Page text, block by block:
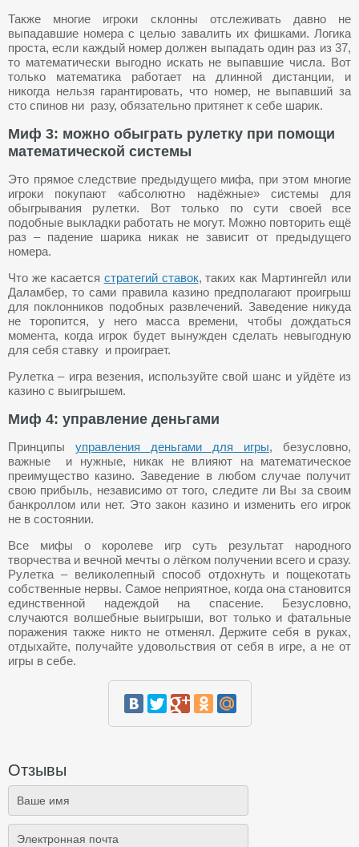
Также многие игроки склонны отслеживать давно не
выпадавшие номера с целью завалить их фишками. Логика
проста, если каждый номер должен выпадать один раз из 37,
то математически выгодно искать не выпавшие числа. Вот
только математика работает на длинной дистанции, и
никогда нельзя гарантировать, что номер, не выпавший за
сто спинов ни разу, обязательно притянет к себе шарик.
Миф 3: можно обыграть рулетку при помощи
математической системы
Это прямое следствие предыдущего мифа, при этом многие
игроки покупают «абсолютно надёжные» системы для
обыгрывания рулетки. Вот только по сути своей все
подобные выкладки работать не могут. Можно повторить ещё
раз – падение шарика никак не зависит от предыдущего
номера.
Что же касается стратегий ставок, таких как Мартингейл или
Даламбер, то сами правила казино предполагают проигрыш
для поклонников подобных развлечений. Заведение никуда
не торопится, у него масса времени, чтобы дождаться
момента, когда игрок будет вынужден сделать невыгодную
для себя ставку и проиграет.
Рулетка – игра везения, используйте свой шанс и уйдёте из
казино с выигрышем.
Миф 4: управление деньгами
Принципы управления деньгами для игры, безусловно,
важные и нужные, никак не влияют на математическое
преимущество казино. Заведение в любом случае получит
свою прибыль, независимо от того, следите ли Вы за своим
банкроллом или нет. Это закон казино и изменить его игрок
не в состоянии.
Все мифы о королеве игр суть результат народного
творчества и вечной мечты о лёгком получении всего и сразу.
Рулетка – великолепный способ отдохнуть и пощекотать
собственные нервы. Самое неприятное, когда она становится
единственной надеждой на спасение. Безусловно,
случаются волшебные выигрыши, вот только и фатальные
поражения также никто не отменял. Держите себя в руках,
отдыхайте, получайте удовольствия от себя в игре, а не от
игры в себе.
Отзывы